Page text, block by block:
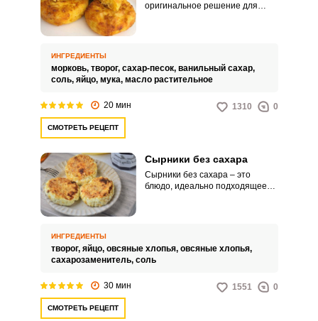
оригинальное решение для
приятную сладость.
ИНГРЕДИЕНТЫ
морковь, творог, сахар-песок, ванильный сахар,
соль, яйцо, мука, масло растительное
20 мин 1310 0
СМОТРЕТЬ РЕЦЕПТ
Сырники без сахара
Сырники без сахара – это
блюдо, идеально подходящее
прежним, однако, калорий будет
гораздо меньше.
ИНГРЕДИЕНТЫ
творог, яйцо, овсяные хлопья, овсяные хлопья,
сахарозаменитель, соль
30 мин 1551 0
СМОТРЕТЬ РЕЦЕПТ